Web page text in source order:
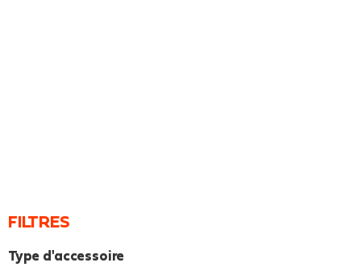
FILTRES
Type d'accessoire